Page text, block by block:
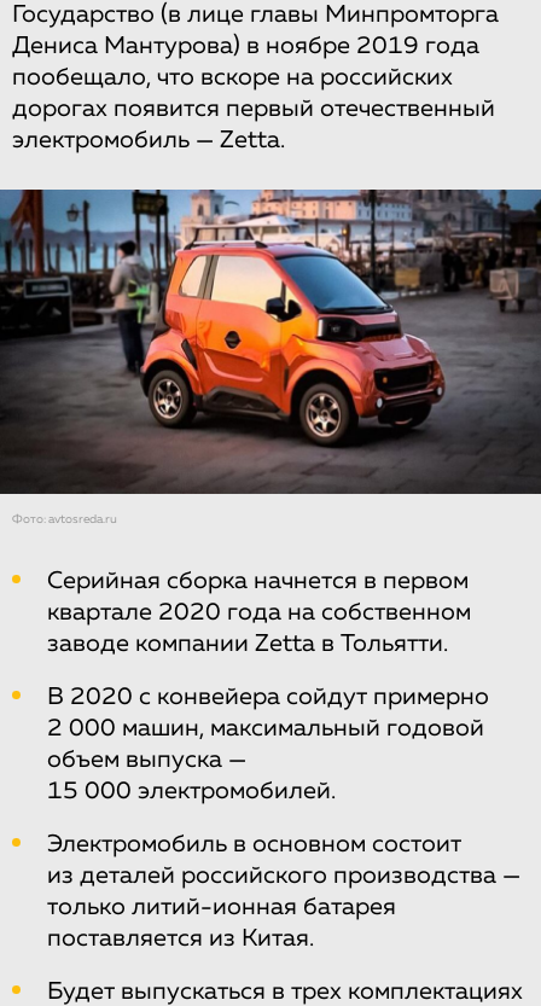
Государство (в лице главы Минпромторга
Дениса Мантурова) в ноябре 2019 года
пообещало, что вскоре на российских
дорогах появится первый отечественный
электромобиль — Zetta.
Фото: avtosreda.ru
Серийная сборка начнется в первом
квартале 2020 года на собственном
заводе компании Zetta в Тольятти.
В 2020 с конвейера сойдут примерно
2 000 машин, максимальный годовой
объем выпуска —
15 000 электромобилей.
Электромобиль в основном состоит
из деталей российского производства —
только литий-ионная батарея
поставляется из Китая.
Будет выпускаться в трех комплектациях